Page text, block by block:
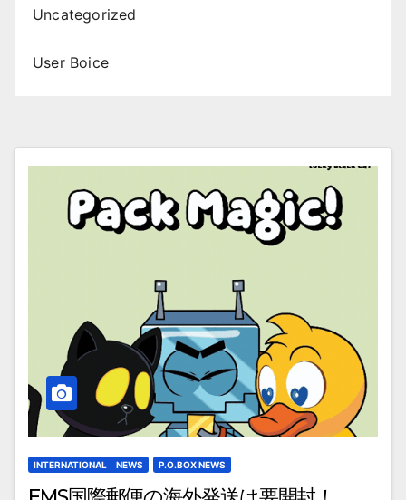
Uncategorized
User Boice
INTERNATIONAL NEWS P.O.BOX NEWS